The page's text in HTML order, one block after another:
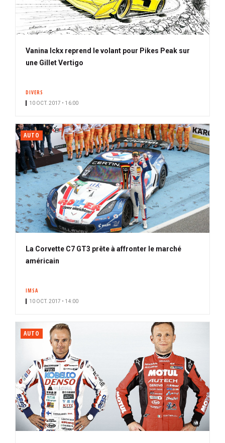
Vanina Ickx reprend le volant pour Pikes Peak sur
une Gillet Vertigo
DIVERS
10 OCT. 2017 • 16:00
AUTO
La Corvette C7 GT3 prête à affronter le marché
américain
IMSA
10 OCT. 2017 • 14:00
AUTO